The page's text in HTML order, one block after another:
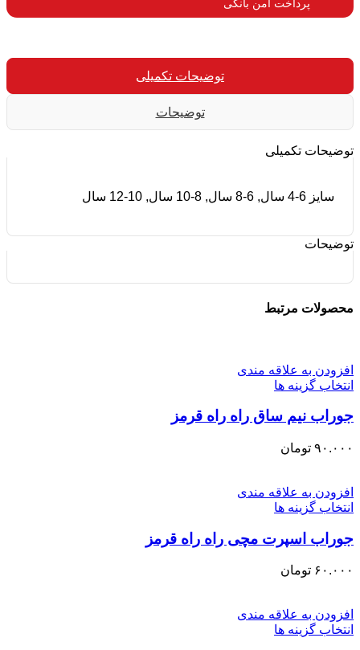
پرداخت امن بانکی​
توضیحات تکمیلی
توضیحات
توضیحات تکمیلی
سایز 4-6 سال, 6-8 سال, 8-10 سال, 10-12 سال
توضیحات
محصولات مرتبط
افزودن به علاقه مندی
انتخاب گزینه ها
جوراب نیم ساق راه راه قرمز
۹۰.۰۰۰ تومان
افزودن به علاقه مندی
انتخاب گزینه ها
جوراب اسپرت مچی راه راه قرمز
۶۰.۰۰۰ تومان
افزودن به علاقه مندی
انتخاب گزینه ها